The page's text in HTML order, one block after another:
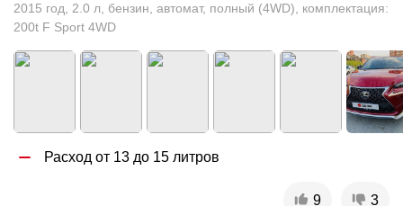
2015 год 2.0 л бензин автомат, полный (4WD)
комплектация:
200t F Sport 4WD
Расход от 13 до 15 литров
9 3